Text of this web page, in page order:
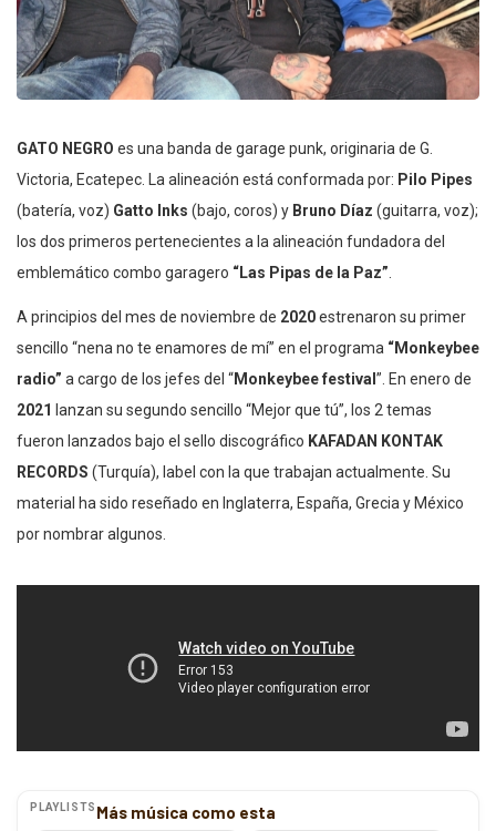
GATO NEGRO es una banda de garage punk, originaria de G.
Victoria, Ecatepec. La alineación está conformada por: Pilo Pipes
(batería, voz) Gatto Inks (bajo, coros) y Bruno Díaz (guitarra, voz);
los dos primeros pertenecientes a la alineación fundadora del
emblemático combo garagero “Las Pipas de la Paz”.
A principios del mes de noviembre de 2020estrenaron su primer
sencillo “nena no te enamores de mí” en el programa “Monkeybee
radio” a cargo de los jefes del “Monkeybee festival ”. En enero de
2021 lanzan su segundo sencillo “Mejor que tú”, los 2 temas
fueron lanzados bajo el sello discográfico KAFADAN KONTAK
RECORDS (Turquía), label con la que trabajan actualmente. Su
material ha sido reseñado en Inglaterra, España, Grecia y México
por nombrar algunos.
PLAYLISTS Más música como esta